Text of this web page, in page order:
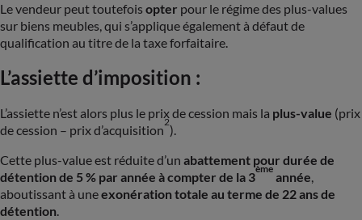
Le vendeur peut toutefois opter pour le régime des plus-values
sur biens meubles, qui s’applique également à défaut de
qualification au titre de la taxe forfaitaire.
L’assiette d’imposition :
L’assiette n’est alors plus le prix de cession mais la plus-value (prix
de cession – prix d’acquisition
2
).
Cette plus-value est réduite d’un abattement pour durée de
détention de 5 % par année à compter de la 3
ème
année,
aboutissant à uneexonération totale au terme de 22 ans de
détention.